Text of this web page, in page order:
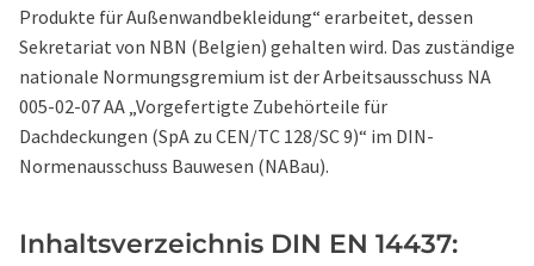
Produkte für Außenwandbekleidung“ erarbeitet, dessen
Sekretariat von NBN (Belgien) gehalten wird. Das zuständige
nationale Normungsgremium ist der Arbeitsausschuss NA
005-02-07 AA „Vorgefertigte Zubehörteile für
Dachdeckungen (SpA zu CEN/TC 128/SC 9)“ im DIN-
Normenausschuss Bauwesen (NABau).
Inhaltsverzeichnis DIN EN 14437: